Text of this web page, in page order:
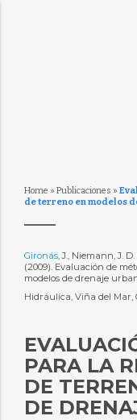
Home » Publicaciones »
de terreno en modelos
Gironás, J., Niemann, J.
(2009). Evaluación de
modelos de drenaje
Hidráulica, Viña del Mar,
PARA LA
DE
DE